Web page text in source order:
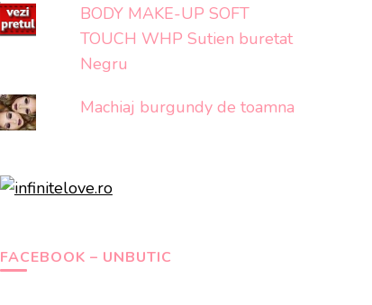
BODY MAKE-UP SOFT
TOUCH WHP Sutien buretat
Negru
Machiaj burgundy de toamna
FACEBOOK – UNBUTIC